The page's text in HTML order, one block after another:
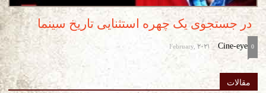
در جستجوی یک چهره استثنایی تاریخ سینما
Cine-eye
-
February, 2021 0
مقالات